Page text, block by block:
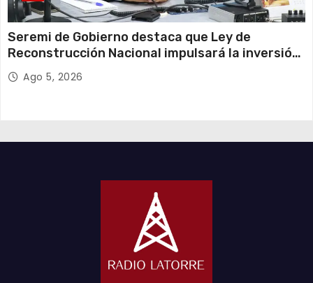
Seremi de Gobierno destaca que Ley de
Reconstrucción Nacional impulsará la inversión
y el empleo en Tarapacá
Ago 5, 2026